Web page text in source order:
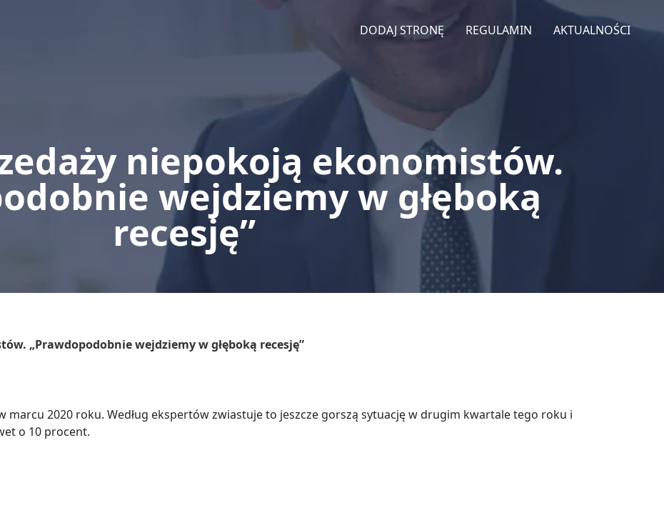
DODAJ STRONĘ REGULAMIN AKTUALNOŚCI
niepokoją ekonomistów.
wejdziemy w głęboką
recesję”
„Prawdopodobnie wejdziemy w głęboką recesję”
marcu 2020 roku. Według ekspertów zwiastuje to jeszcze gorszą sytuację w drugim kwartale tego roku i
o 10 procent.